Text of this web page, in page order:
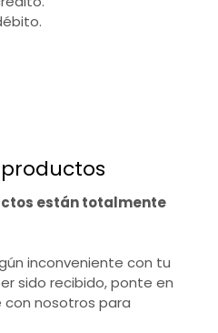
están totalmente
inconveniente con tu
sido recibido, ponte en
nosotros para